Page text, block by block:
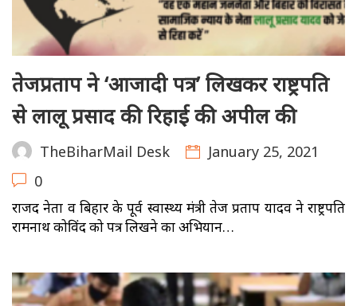
तेजप्रताप ने ‘आजादी पत्र’ लिखकर राष्ट्रपति
से लालू प्रसाद की रिहाई की अपील की
TheBiharMail Desk
January 25, 2021
0
राजद नेता व बिहार के पूर्व स्वास्थ्य मंत्री तेज प्रताप यादव ने राष्ट्रपति
रामनाथ कोविंद को पत्र लिखने का अभियान…